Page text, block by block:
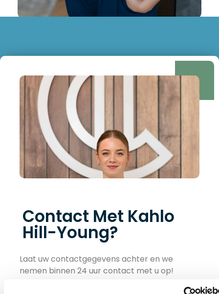
Contact Met Kahlo
Hill-Young?
Laat uw contactgegevens achter en we
nemen binnen 24 uur contact met u op!